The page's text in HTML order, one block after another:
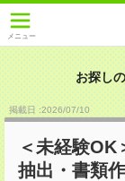
メニュー
お探し
掲載日 :2026/07/10
＜未経験OK
抽出・書類